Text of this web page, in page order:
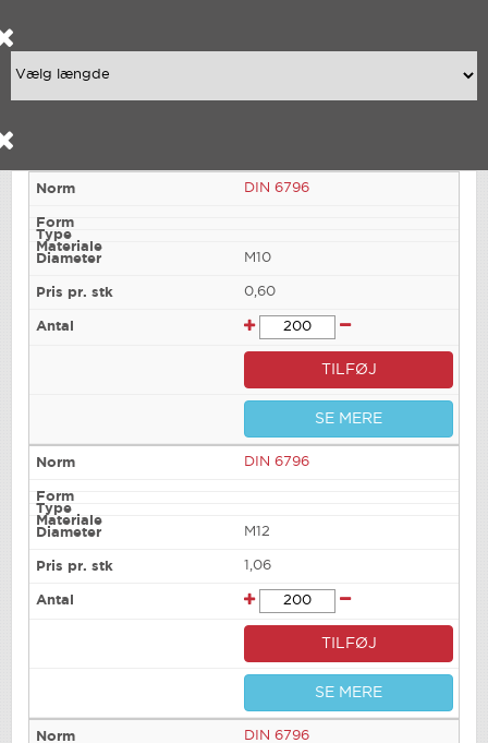
DIN 6796
M10
0,60
TILFØJ
SE MERE
DIN 6796
M12
1,06
TILFØJ
SE MERE
DIN 6796